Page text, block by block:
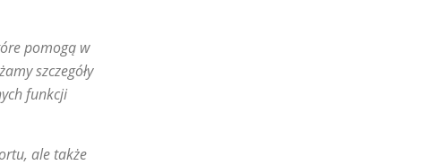
pomogą w
szczegóły
funkcji
ale także